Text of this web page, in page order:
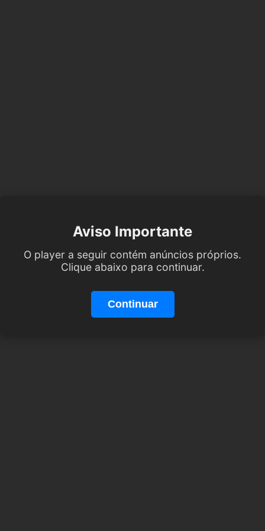
Aviso Importante
O player a seguir contém anúncios próprios.
Clique abaixo para continuar.
Continuar